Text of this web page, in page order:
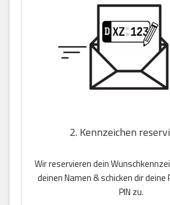
2. Kennzeichen
Wir reservieren dein
deinen Namen & schicken dir
PIN zu.